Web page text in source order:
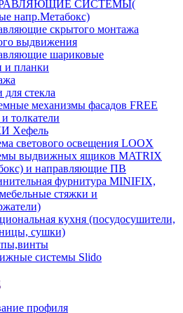
СИСТЕМЫ(
напр.Метабокс)
скрытого монтажа
выдвижения
шариковые
и планки
для стекла
механизмы фасадов FREE
толкатели
Хефель
светового освещения LOOX
выдвижных ящиков MATRIX
и направляющие ПВ
фурнитура MINIFIX,
стяжки и
кухня (посудосушители,
сушки)
системы Slido
профиля